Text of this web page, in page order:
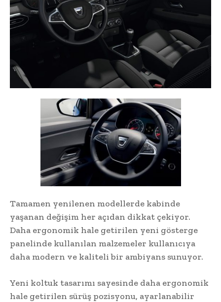
Tamamen yenilenen modellerde kabinde
yaşanan değişim her açıdan dikkat çekiyor.
Daha ergonomik hale getirilen yeni gösterge
panelinde kullanılan malzemeler kullanıcıya
daha modern ve kaliteli bir ambiyans sunuyor.
Yeni koltuk tasarımı sayesinde daha ergonomik
hale getirilen sürüş pozisyonu, ayarlanabilir